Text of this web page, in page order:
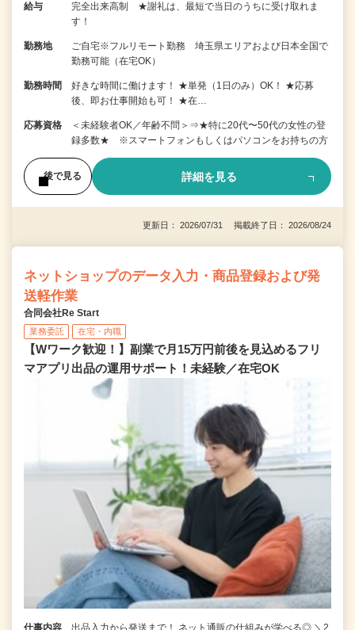
給与
完全出来高制 ★謝礼は、最短で当日のうちに受け取れま
す！
勤務地
ご自宅※フルリモート勤務 埼玉県エリアおよび日本全国で
勤務可能（在宅OK）
勤務時間
好きな時間に働けます！ ★単発（1日のみ）OK！ ★応募
後、即お仕事開始も可！ ★在…
応募資格
＜未経験者OK／年齢不問＞⇒★特に20代〜50代の女性の登
録多数★ ※スマートフォンもしくはパソコンをお持ちの方
後で見る 詳細を見る
更新日： 2026/07/31 掲載終了日： 2026/08/24
ネットショップのデータ入力・商品登録および発
送軽作業
合同会社Re Start
業務委託 在宅・内職
【Wワーク歓迎！】副業で月15万円前後を見込めるフリ
マアプリ出品の運用サポート！未経験／在宅OK
仕事内容 出品入力から発送まで！ ネット通販の仕組みが学べる◎ ＼2